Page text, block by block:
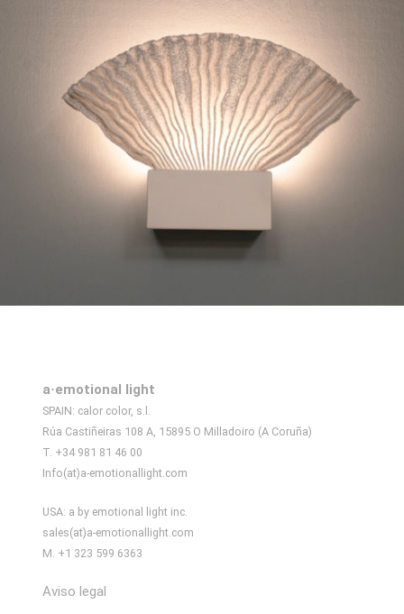
a·emotional light
SPAIN: calor color, s.l.
Rúa Castiñeiras 108 A, 15895 O Milladoiro (A Coruña)
T. +34 981 81 46 00
Info(at)a-emotionallight.com
USA: a by emotional light inc.
sales(at)a-emotionallight.com
M. +1 323 599 6363
Aviso legal